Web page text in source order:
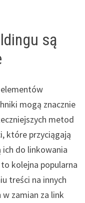
są
mogą znacznie
metod
które przyciągają
ich do linkowania
kolejna popularna
treści na innych
zamian za link